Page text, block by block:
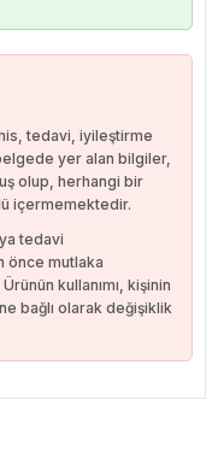
tedavi, iyileştirme
yer alan bilgiler,
olup, herhangi bir
içermemektedir.
tedavi
önce mutlaka
kullanımı, kişinin
bağlı olarak değişiklik